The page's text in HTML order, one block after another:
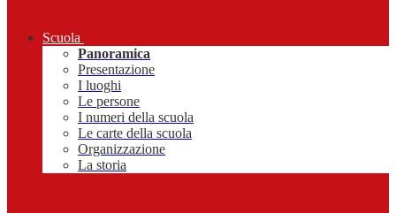
Scuola
Panoramica
Presentazione
I luoghi
Le persone
I numeri della scuola
Le carte della scuola
Organizzazione
La storia